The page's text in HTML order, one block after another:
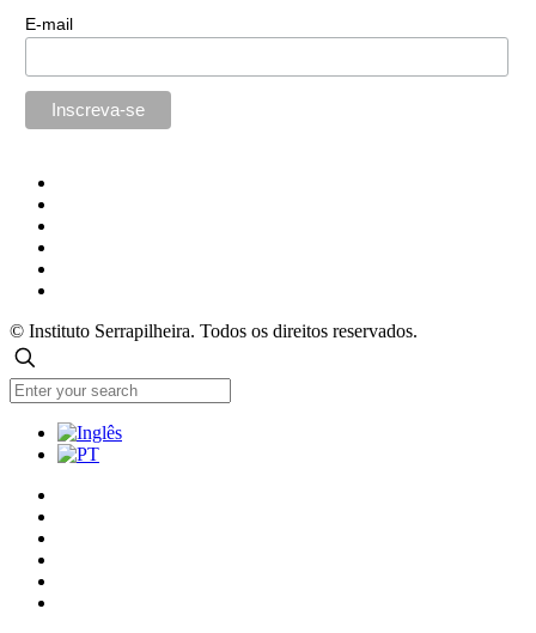
E-mail
© Instituto Serrapilheira. Todos os direitos reservados.